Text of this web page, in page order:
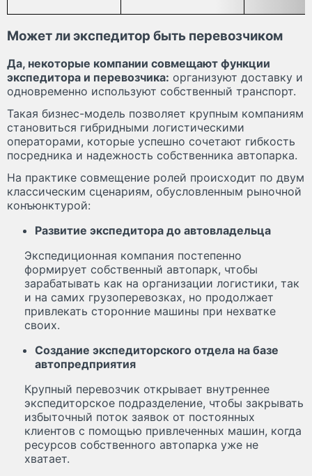
Может ли экспедитор быть перевозчиком
Да, некоторые компании совмещают функции
экспедитора и перевозчика: организуют доставку и
одновременно используют собственный транспорт.
Такая бизнес-модель позволяет крупным компаниям
становиться гибридными логистическими
операторами, которые успешно сочетают гибкость
посредника и надежность собственника автопарка.
На практике совмещение ролей происходит по двум
классическим сценариям, обусловленным рыночной
конъюнктурой:
Развитие экспедитора до автовладельца
Экспедиционная компания постепенно
формирует собственный автопарк, чтобы
зарабатывать как на организации логистики, так
и на самих грузоперевозках, но продолжает
привлекать сторонние машины при нехватке
своих.
Создание экспедиторского отдела на базе
автопредприятия
Крупный перевозчик открывает внутреннее
экспедиторское подразделение, чтобы закрывать
избыточный поток заявок от постоянных
клиентов с помощью привлеченных машин, когда
ресурсов собственного автопарка уже не
хватает.